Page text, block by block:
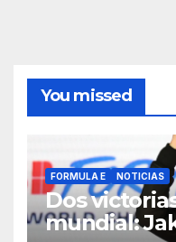
You missed
FORMULA E NOTICIAS
Dos
mundial: